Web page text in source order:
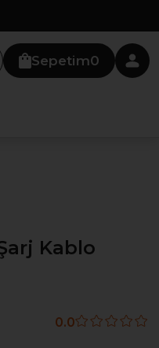
Sepetim0
Kablo
0.0